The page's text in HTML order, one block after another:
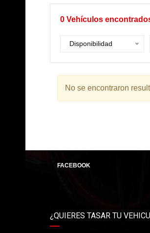
0 Vehículos
Disponibilidad
No se encontraron
FACEBOOK
¿QUIERES TASAR TU